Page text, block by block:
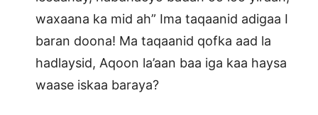
waxaana ka mid ah” Ima taqaanid adigaa I
baran doona! Ma taqaanid qofka aad la
hadlaysid, Aqoon la’aan baa iga kaa haysa
waase iskaa baraya?